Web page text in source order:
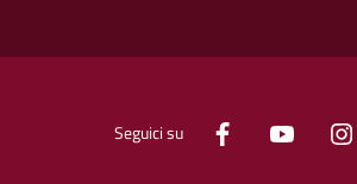
Seguici su